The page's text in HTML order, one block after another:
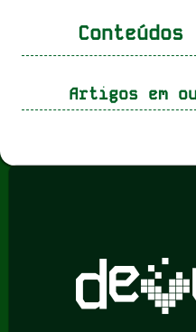
Conteúdos
Artigos em